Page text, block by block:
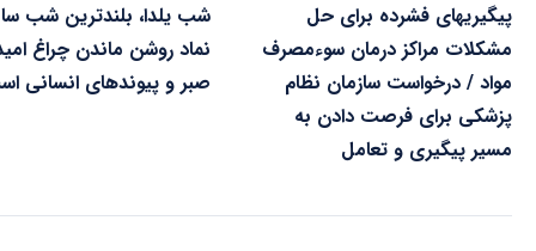
پیگیریهای فشرده برای حل
مشکلات مراکز درمان سوءمصرف
مواد / درخواست سازمان نظام
پزشکی برای فرصت دادن به
مسیر پیگیری و تعامل
شب یلدا، بلندترین شب
نماد روشن ماندن چراغ
صبر و پیوندهای انسانی